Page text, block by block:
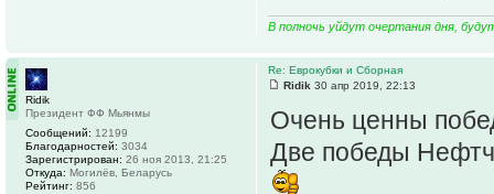
В полночь уйдут очертания дня,
Re: Еврокубки и Сборная
Ridik 30 апр 2019, 22:13
Очень ценны
Две победы
Ridik
Президент ФФ Мьянмы
Сообщений: 12199
Благодарностей: 3034
Зарегистрирован: 26 ноя 2013, 21:25
Откуда: Могилёв, Беларусь
Рейтинг: 856